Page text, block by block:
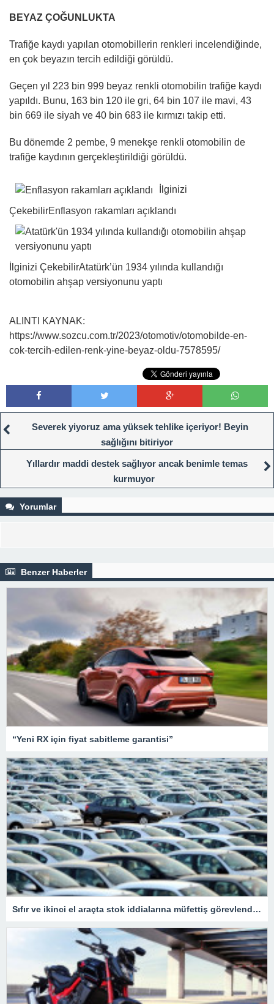
BEYAZ ÇOĞUNLUKTA
Trafiğe kaydı yapılan otomobillerin renkleri incelendiğinde,
en çok beyazın tercih edildiği görüldü.
Geçen yıl 223 bin 999 beyaz renkli otomobilin trafiğe kaydı
yapıldı. Bunu, 163 bin 120 ile gri, 64 bin 107 ile mavi, 43
bin 669 ile siyah ve 40 bin 683 ile kırmızı takip etti.
Bu dönemde 2 pembe, 9 menekşe renkli otomobilin de
trafiğe kaydının gerçekleştirildiği görüldü.
İlginizi
ÇekebilirEnflasyon rakamları açıklandı
İlginizi ÇekebilirAtatürk’ün 1934 yılında kullandığı
otomobilin ahşap versiyonunu yaptı
ALINTI KAYNAK:
https://www.sozcu.com.tr/2023/otomotiv/otomobilde-en-
cok-tercih-edilen-renk-yine-beyaz-oldu-7578595/
Severek yiyoruz ama yüksek tehlike içeriyor! Beyin
sağlığını bitiriyor
Yıllardır maddi destek sağlıyor ancak benimle temas
kurmuyor
Yorumlar
Benzer Haberler
“Yeni RX için fiyat sabitleme garantisi”
Sıfır ve ikinci el araçta stok iddialarına müfettiş görevlendirildi